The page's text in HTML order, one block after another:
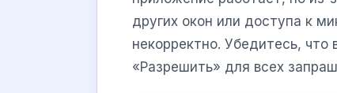
других окон или доступа к
некорректно. Убедитесь, что
«Разрешить» для всех